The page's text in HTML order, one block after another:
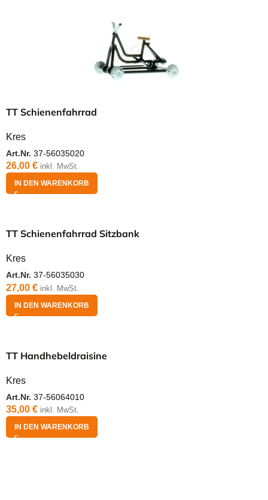
TT Schienenfahrrad
Kres
Art.Nr. 37-56035020
26,00 € inkl. MwSt.
IN DEN WARENKORB
TT Schienenfahrrad Sitzbank
Kres
Art.Nr. 37-56035030
27,00 € inkl. MwSt.
IN DEN WARENKORB
TT Handhebeldraisine
Kres
Art.Nr. 37-56064010
35,00 € inkl. MwSt.
IN DEN WARENKORB